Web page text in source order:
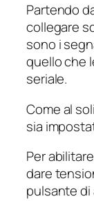
Partendo
collegare
sono i
quello che
seriale.
Come al
sia
Per
dare
pulsante